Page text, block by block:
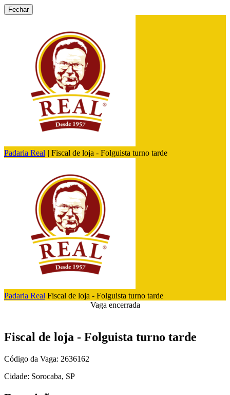
Fechar
Padaria Real | Fiscal de loja - Folguista turno tarde
Padaria Real Fiscal de loja - Folguista turno tarde
Vaga encerrada
Fiscal de loja - Folguista turno tarde
Código da Vaga: 2636162
Cidade: Sorocaba, SP